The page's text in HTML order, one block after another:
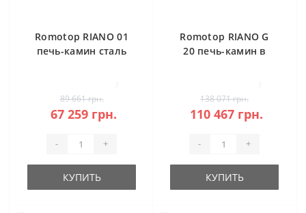
Romotop RIANO 01
печь-камин сталь
89 661 грн.
67 259 грн.
- +
КУПИТЬ
Romotop RIANO G
20 печь-камин в
138 071 грн.
110 467 грн.
- +
КУПИТЬ